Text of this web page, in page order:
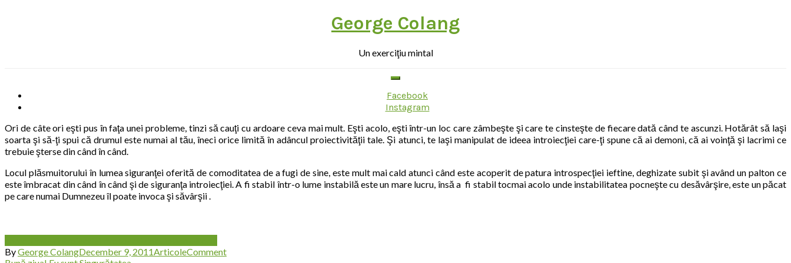
George Colang
Un exerciţiu mintal
Facebook
Instagram
Ori de câte ori eşti pus în faţa unei probleme, tinzi să cauţi cu ardoare ceva mai mult. Eşti acolo, eşti într-un loc care zâmbeşte şi care te cinsteşte de fiecare dată când te ascunzi. Hotărât să laşi
soarta şi să-ţi spui că drumul este numai al tău, îneci orice limită în adâncul proiectivităţii tale. Şi atunci, te laşi manipulat de ideea introiecţiei care-ţi spune că ai demoni, că ai voinţă şi lacrimi ce
trebuie şterse din când în când.
Locul plăsmuitorului în lumea siguranţei oferită de comoditatea de a fugi de sine, este mult mai cald atunci când este acoperit de patura introspecţiei ieftine, deghizate subit şi având un palton ce
este îmbracat din când în când şi de siguranţa introiecţiei. A fi stabil într-o lume instabilă este un mare lucru, însă a fi stabil tocmai acolo unde instabilitatea pocneşte cu desăvârşire, este un păcat
pe care numai Dumnezeu îl poate invoca şi săvârşii .
ByGeorge ColangDecember 9, 2011ArticoleCommenton